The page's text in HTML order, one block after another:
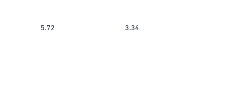
5.72 3.34